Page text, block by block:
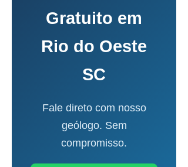
Gratuito em
Rio do Oeste
SC
Fale direto com nosso
geólogo. Sem
compromisso.